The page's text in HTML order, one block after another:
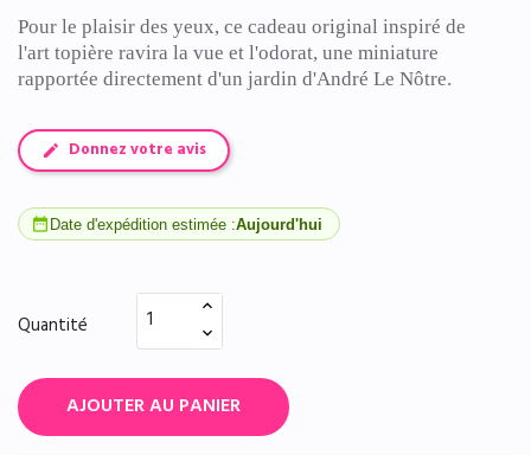
Pour le plaisir des yeux, ce cadeau original inspiré de
l'art topière ravira la vue et l'odorat, une miniature
rapportée directement d'un jardin d'André Le Nôtre.
Donnez votre avis
date_range Date d'expédition estimée :Aujourd'hui
Quantité
AJOUTER AU PANIER